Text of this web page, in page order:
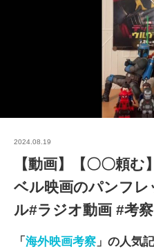
2024.08.19
【動画】【〇〇頼
ベル映画のパンフレ
ル#ラジオ動画 #考察
「 海外映画考察 」の人気